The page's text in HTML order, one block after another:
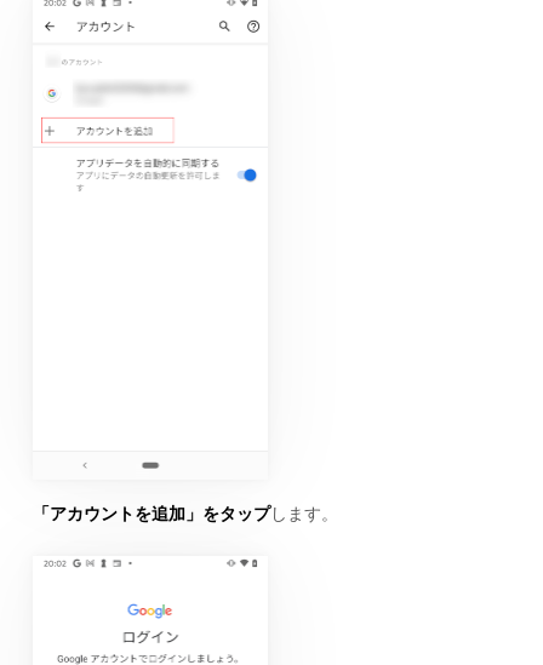
「アカウントを追加」をタップします。